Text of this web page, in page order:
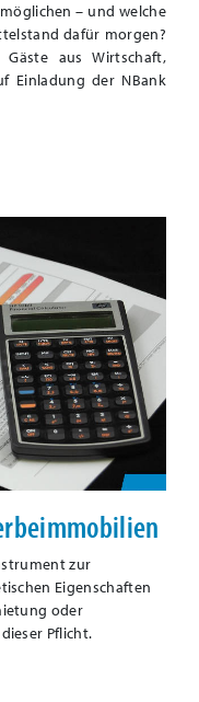
– und welche
dafür morgen?
aus Wirtschaft,
Einladung der NBank
zur
Eigenschaften
oder
Pflicht.